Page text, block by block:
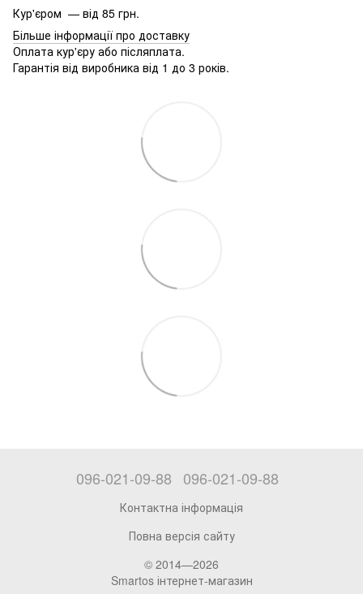
Кур'єром — від 85 грн.
Більше інформації про доставку
Оплата кур'єру або післяплата.
Гарантія від виробника від 1 до 3 років.
096-021-09-88 096-021-09-88
Контактна інформація
Повна версія сайту
© 2014—2026
Smartos інтернет-магазин